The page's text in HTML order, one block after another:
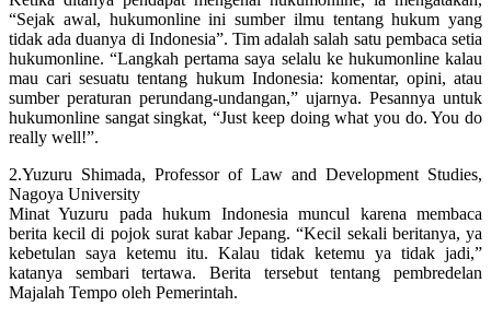
“Sejak awal, hukumonline ini sumber ilmu tentang hukum yang
tidak ada duanya di Indonesia”. Tim adalah salah satu pembaca setia
hukumonline. “Langkah pertama saya selalu ke hukumonline kalau
mau cari sesuatu tentang hukum Indonesia: komentar, opini, atau
sumber peraturan perundang-undangan,” ujarnya. Pesannya untuk
hukumonline sangat singkat, “Just keep doing what you do. You do
really well!”.
2.Yuzuru Shimada, Professor of Law and Development Studies,
Nagoya University
Minat Yuzuru pada hukum Indonesia muncul karena membaca
berita kecil di pojok surat kabar Jepang. “Kecil sekali beritanya, ya
kebetulan saya ketemu itu. Kalau tidak ketemu ya tidak jadi,”
katanya sembari tertawa. Berita tersebut tentang pembredelan
Majalah Tempo oleh Pemerintah.